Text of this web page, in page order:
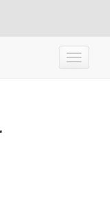
T
o